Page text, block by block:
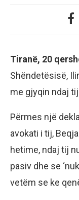
Tiranë, 20
Shëndetësisë,
me gjyqin ndaj
Përmes një
avokati i tij,
hetime, ndaj tij
pasiv dhe se
vetëm se ke